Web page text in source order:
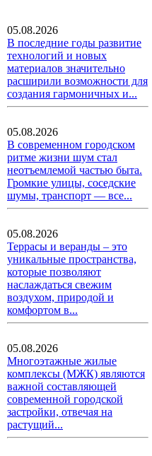
05.08.2026
В последние годы развитие
технологий и новых
материалов значительно
расширили возможности для
создания гармоничных и...
05.08.2026
В современном городском
ритме жизни шум стал
неотъемлемой частью быта.
Громкие улицы, соседские
шумы, транспорт — все...
05.08.2026
Террасы и веранды – это
уникальные пространства,
которые позволяют
наслаждаться свежим
воздухом, природой и
комфортом в...
05.08.2026
Многоэтажные жилые
комплексы (МЖК) являются
важной составляющей
современной городской
застройки, отвечая на
растущий...